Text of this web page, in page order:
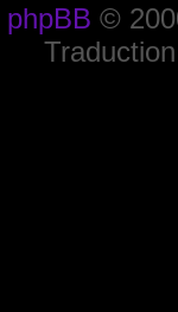
phpBB ©